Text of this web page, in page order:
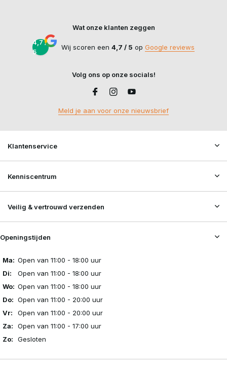
Wat onze klanten zeggen
4,7 /
5
Wij scoren een 4,7 / 5 op Google reviews
Volg ons op onze socials!
Meld je aan voor onze nieuwsbrief
Klantenservice
Kenniscentrum
Veilig & vertrouwd verzenden
Openingstijden
Ma: Open van 11:00 - 18:00 uur
Di:
Open van 11:00 - 18:00 uur
Wo: Open van 11:00 - 18:00 uur
Do: Open van 11:00 - 20:00 uur
Vr:
Open van 11:00 - 20:00 uur
Za:
Open van 11:00 - 17:00 uur
Zo:
Gesloten